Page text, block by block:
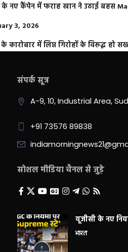
नए कैंपेन में फराह खान ने उठाई बहस
3, 2026
कारोबार में लिप्त गिरोहों के विरूद्ध हो
संपर्क सूत्र
A-9, 10, Industrial Area,
+91 73576 89838
सोशल मीडिया चैनल से जुड़े
यूजीसी के नए
भारत